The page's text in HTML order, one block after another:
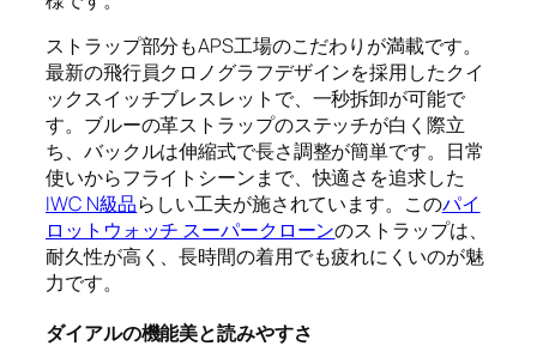
ストラップ部分もAPS工場のこだわりが満載です。
最新の飛行員クロノグラフデザインを採用したクイ
ックスイッチブレスレットで、一秒拆卸が可能で
す。ブルーの革ストラップのステッチが白く際立
ち、バックルは伸縮式で長さ調整が簡単です。日常
使いからフライトシーンまで、快適さを追求した
IWC N級品らしい工夫が施されています。このパイ
ロットウォッチ スーパークローンのストラップは、
耐久性が高く、長時間の着用でも疲れにくいのが魅
力です。
ダイアルの機能美と読みやすさ